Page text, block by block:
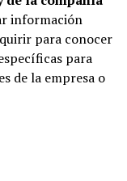
información
para conocer
para
de la empresa o